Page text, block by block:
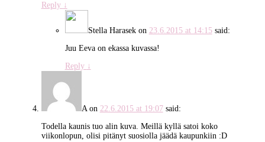
Reply ↓
Stella Harasekon 23.6.2015 at 14:15 said:
Juu Eeva on ekassa kuvassa!
Reply ↓
Aon 22.6.2015 at 19:07 said:
Todella kaunis tuo alin kuva. Meillä kyllä satoi koko
viikonlopun, olisi pitänyt suosiolla jäädä kaupunkiin :D